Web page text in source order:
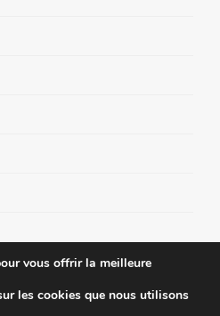
vous offrir la meilleure
les cookies que nous utilisons